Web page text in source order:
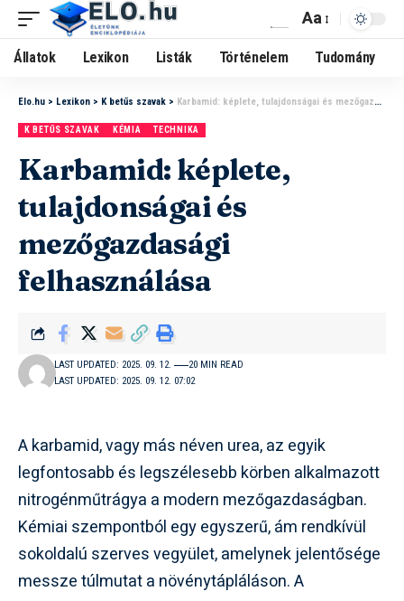
Aa
Állatok Lexikon Listák Történelem Tudomány
Elo.hu > Lexikon > K betűs szavak > Karbamid: képlete, tulajdonságai és mezőgazdasági felhasználása
K BETŰS SZAVAK KÉMIA TECHNIKA
Karbamid: képlete,
tulajdonságai és
mezőgazdasági
felhasználása
LAST UPDATED: 2025. 09. 12. 07:02
LAST UPDATED: 2025. 09. 12. 20 MIN READ
A karbamid, vagy más néven urea, az egyik
legfontosabb és legszélesebb körben alkalmazott
nitrogénműtrágya a modern mezőgazdaságban.
Kémiai szempontból egy egyszerű, ám rendkívül
sokoldalú szerves vegyület, amelynek jelentősége
messze túlmutat a növénytápláláson. A